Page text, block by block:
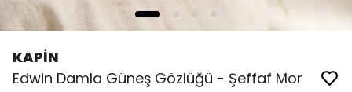
KAPİN
Edwin Damla Güneş Gözlüğü - Şeffaf Mor